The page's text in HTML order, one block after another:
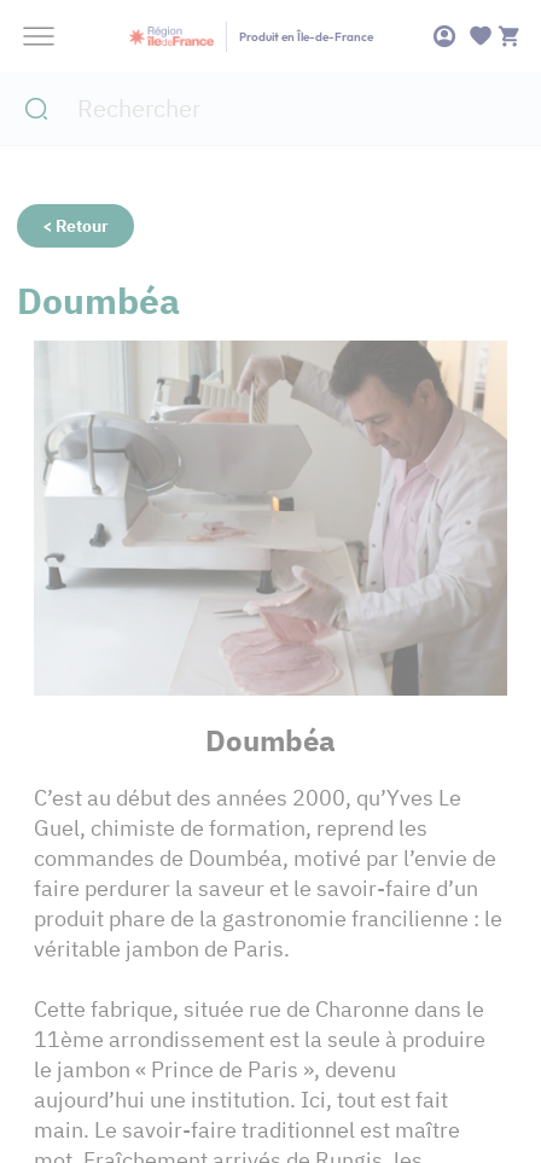
Produit en Île-de-France
< Retour
Doumbéa
Doumbéa
C’est au début des années 2000, qu’Yves Le
Guel, chimiste de formation, reprend les
commandes de Doumbéa, motivé par l’envie de
faire perdurer la saveur et le savoir-faire d’un
produit phare de la gastronomie francilienne : le
véritable jambon de Paris.
Cette fabrique, située rue de Charonne dans le
11ème arrondissement est la seule à produire
le jambon « Prince de Paris », devenu
aujourd’hui une institution. Ici, tout est fait
main. Le savoir-faire traditionnel est maître